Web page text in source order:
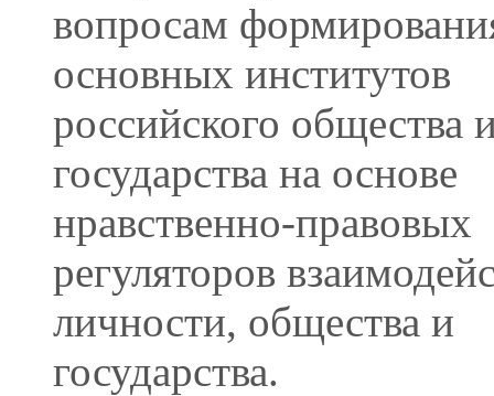
вопросам
основных институтов
российского общества
государства на основе
нравственно-правовых
регуляторов
личности, общества и
государства.